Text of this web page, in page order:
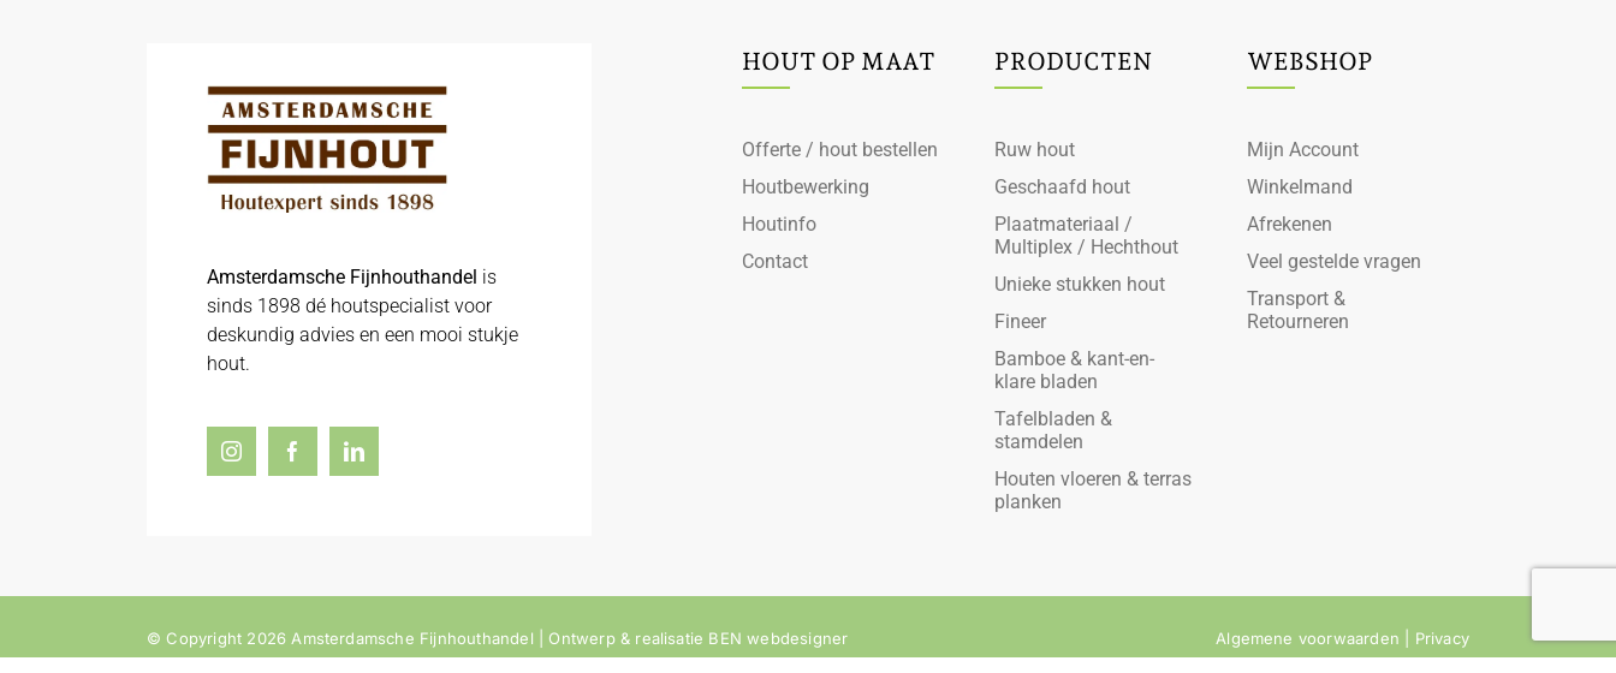
Amsterdamsche Fijnhouthandel is
sinds 1898 dé houtspecialist voor
deskundig advies en een mooi stukje
hout.
HOUT OP MAAT
Offerte / hout bestellen
Houtbewerking
Houtinfo
Contact
PRODUCTEN
Ruw hout
Geschaafd hout
Plaatmateriaal /
Multiplex / Hechthout
Unieke stukken hout
Fineer
Bamboe & kant-en-
klare bladen
Tafelbladen &
stamdelen
Houten vloeren & terras
planken
WEBSHOP
Mijn Account
Winkelmand
Afrekenen
Veel gestelde vragen
Transport &
Retourneren
© Copyright 2026 Amsterdamsche Fijnhouthandel | Ontwerp & realisatie BEN webdesigner Algemene voorwaarden Privacy